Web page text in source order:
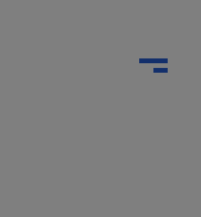
Menu